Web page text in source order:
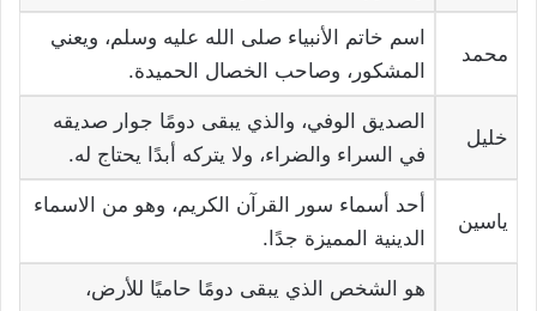
محمد
اسم خاتم الأنبياء صلى الله عليه وسلم، ويعني
المشكور، وصاحب الخصال الحميدة.
خليل
الصديق الوفي، والذي يبقى دومًا جوار صديقه
في السراء والضراء، ولا يتركه أبدًا يحتاج له.
ياسين
أحد أسماء سور القرآن الكريم، وهو من الاسماء
الدينية المميزة جدًا.
هو الشخص الذي يبقى دومًا حاميًا للأرض،